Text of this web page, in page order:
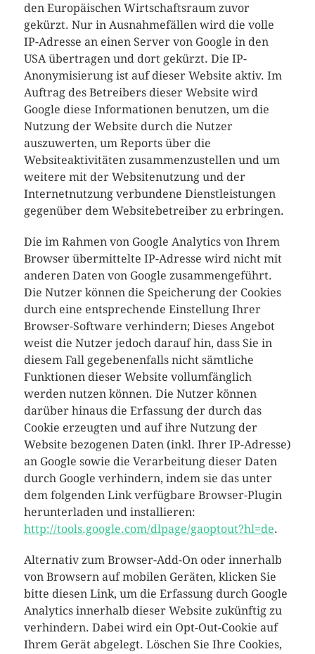
den Europäischen Wirtschaftsraum zuvor
gekürzt. Nur in Ausnahmefällen wird die volle
IP-Adresse an einen Server von Google in den
USA übertragen und dort gekürzt. Die IP-
Anonymisierung ist auf dieser Website aktiv. Im
Auftrag des Betreibers dieser Website wird
Google diese Informationen benutzen, um die
Nutzung der Website durch die Nutzer
auszuwerten, um Reports über die
Websiteaktivitäten zusammenzustellen und um
weitere mit der Websitenutzung und der
Internetnutzung verbundene Dienstleistungen
gegenüber dem Websitebetreiber zu erbringen.
Die im Rahmen von Google Analytics von Ihrem
Browser übermittelte IP-Adresse wird nicht mit
anderen Daten von Google zusammengeführt.
Die Nutzer können die Speicherung der Cookies
durch eine entsprechende Einstellung Ihrer
Browser-Software verhindern; Dieses Angebot
weist die Nutzer jedoch darauf hin, dass Sie in
diesem Fall gegebenenfalls nicht sämtliche
Funktionen dieser Website vollumfänglich
werden nutzen können. Die Nutzer können
darüber hinaus die Erfassung der durch das
Cookie erzeugten und auf ihre Nutzung der
Website bezogenen Daten (inkl. Ihrer IP-Adresse)
an Google sowie die Verarbeitung dieser Daten
durch Google verhindern, indem sie das unter
dem folgenden Link verfügbare Browser-Plugin
herunterladen und installieren:
http://tools.google.com/dlpage/gaoptout?hl=de.
Alternativ zum Browser-Add-On oder innerhalb
von Browsern auf mobilen Geräten, klicken Sie
bitte diesen Link, um die Erfassung durch Google
Analytics innerhalb dieser Website zukünftig zu
verhindern. Dabei wird ein Opt-Out-Cookie auf
Ihrem Gerät abgelegt. Löschen Sie Ihre Cookies,